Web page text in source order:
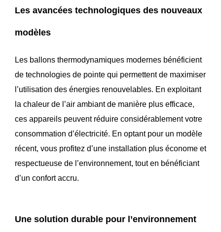
Les avancées technologiques des nouveaux
modèles
Les ballons thermodynamiques modernes bénéficient
de technologies de pointe qui permettent de maximiser
l’utilisation des énergies renouvelables. En exploitant
la chaleur de l’air ambiant de manière plus efficace,
ces appareils peuvent réduire considérablement votre
consommation d’électricité. En optant pour un modèle
récent, vous profitez d’une installation plus économe et
respectueuse de l’environnement, tout en bénéficiant
d’un confort accru.
Une solution durable pour l’environnement